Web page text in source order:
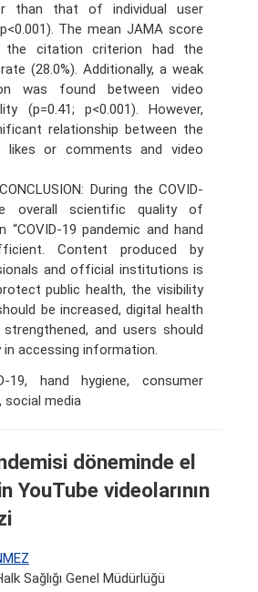
than that of individual user
The mean JAMA score
the citation criterion had the
(28.0%). Additionally, a weak
was found between video
(p=0.41; p<0.001). However,
relationship between the
likes or comments and video
During the COVID-
overall scientific quality of
“COVID-19 pandemic and hand
Content produced by
and official institutions is
public health, the visibility
be increased, digital health
and users should
in accessing information.
19, hand hygiene, consumer
media
döneminde el
YouTube videolarının
Sağlığı Genel Müdürlüğü